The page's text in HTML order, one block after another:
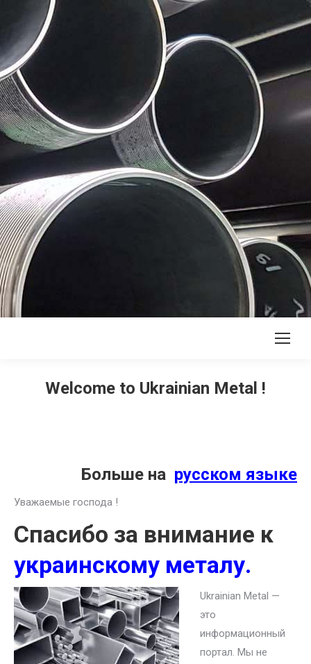
Welcome to Ukrainian Metal !
Больше на русском языке
Уважаемые господа !
Спасибо за внимание к
украинскому металу.
Ukrainian Metal —
это
информационный
портал. Мы не